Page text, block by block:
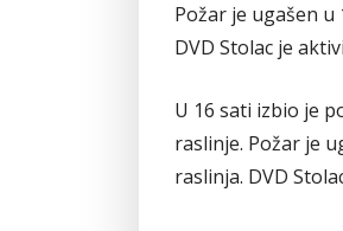
Požar je ugašen
DVD Stolac je
U 16 sati izbio je
raslinje. Požar je
raslinja. DVD